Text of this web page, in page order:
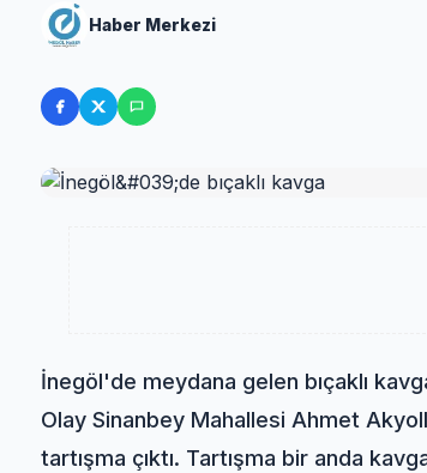
Haber Merkezi
İnegöl'de meydana gelen bıçaklı
Olay Sinanbey Mahallesi Ahmet
tartışma çıktı. Tartışma bir anda